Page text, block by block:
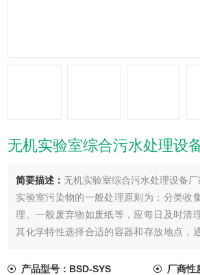
无机实验室综合污水处理设
简要描述：无机实验室综合污水处理设备厂
实验室污染物的一般处理原则为：分类收
理。一般废弃物如废纸等，应每日及时清
其化学特性选择合适的容器和存放地点，
间，定期处理。
产品型号：BSD-SYS 厂商性